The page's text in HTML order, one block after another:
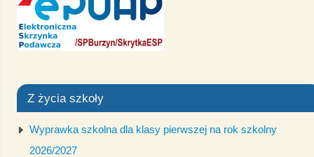
Z życia szkoły
Wyprawka szkolna dla klasy pierwszej na rok szkolny
2026/2027